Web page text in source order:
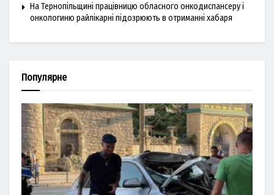
На Тернопільщині працівницю обласного онкодиспансеру і
онкологиню райлікарні підозрюють в отриманні хабаря
Популярне